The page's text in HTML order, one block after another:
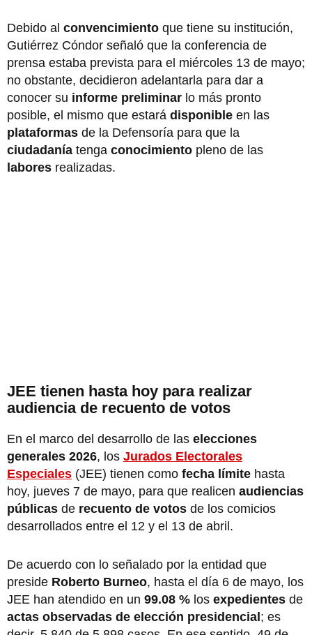
Debido al convencimiento que tiene su institución,
Gutiérrez Cóndor señaló que la conferencia de
prensa estaba prevista para el miércoles 13 de mayo;
no obstante, decidieron adelantarla para dar a
conocer su informe preliminar lo más pronto
posible, el mismo que estará disponible en las
plataformas de la Defensoría para que la
ciudadanía tenga conocimiento pleno de las
labores realizadas.
JEE tienen hasta hoy para realizar
audiencia de recuento de votos
En el marco del desarrollo de las elecciones
generales 2026, los Jurados Electorales
Especiales (JEE) tienen como fecha límite hasta
hoy, jueves 7 de mayo, para que realicen audiencias
públicas de recuento de votos de los comicios
desarrollados entre el 12 y el 13 de abril.
De acuerdo con lo señalado por la entidad que
preside Roberto Burneo, hasta el día 6 de mayo, los
JEE han atendido en un 99.08 % los expedientes de
actas observadas de elección presidencial; es